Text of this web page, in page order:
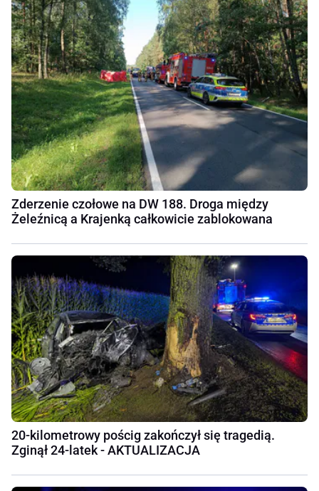
Zderzenie czołowe na DW 188. Droga między
Żeleźnicą a Krajenką całkowicie zablokowana
20-kilometrowy pościg zakończył się tragedią.
Zginął 24-latek - AKTUALIZACJA